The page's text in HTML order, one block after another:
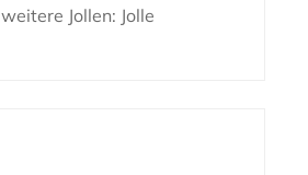
weitere Jollen: Jolle